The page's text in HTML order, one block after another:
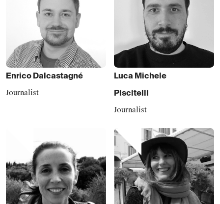
Enrico Dalcastagné
Journalist
Luca Michele
Piscitelli
Journalist